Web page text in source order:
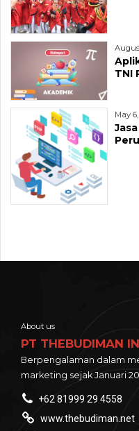
TNI
May
About us
PT THEBUDIMAN
Berpengalaman dalam
marketing sejak Januari
+62 81999 29 4558
www.thebudiman.net